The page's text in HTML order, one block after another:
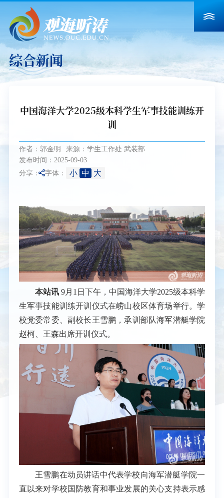
综合新闻
中国海洋大学2025级本科学生军事技能训练开
训
作者：郭金明
来源：学生工作处 武装部
发布时间：2025-09-03
分享： 字体： 小 中 大
本站讯9月1日下午，中国海洋大学2025级本科学
生军事技能训练开训仪式在崂山校区体育场举行。学
校党委常委、副校长王雪鹏，承训部队海军潜艇学院
赵柯、王森出席开训仪式。
王雪鹏在动员讲话中代表学校向海军潜艇学院一
直以来对学校国防教育和事业发展的关心支持表示感